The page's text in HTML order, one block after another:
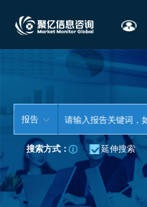
报告
搜索方式： 延伸搜索